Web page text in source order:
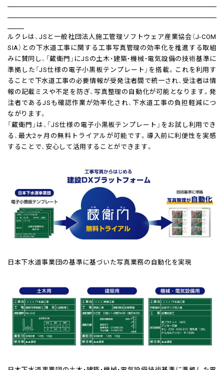
ルクレは、JSと一般社団法人施工管理ソフトウェア産業協会（J-COM
SIA）との下水道工事に関する工事写真管理の効率化を推進する取組
みに賛同し、「蔵衛門」にJSの土木・建築・機械・電気設備の技術基準に
準拠した「JS仕様の電子小黒板テンプレート」を搭載。これを利用す
ることで下水道工事の必要情報が受発注者間で統一され、受注者は情
報の記載ミスや不足を防ぎ、写真整理の自動化が可能となります。発
注者であるJSも確認作業が効率化され、下水道工事の負担軽減につ
ながります。
「蔵衛門」は、「JS仕様の電子小黒板テンプレート」をお試し利用でき
る、最大2ヶ月の無料トライアルが可能です。導入前に利便性を実感
することで、安心して活用することができます。
日本下水道事業団の基準に基づいた写真業務の自動化を実現